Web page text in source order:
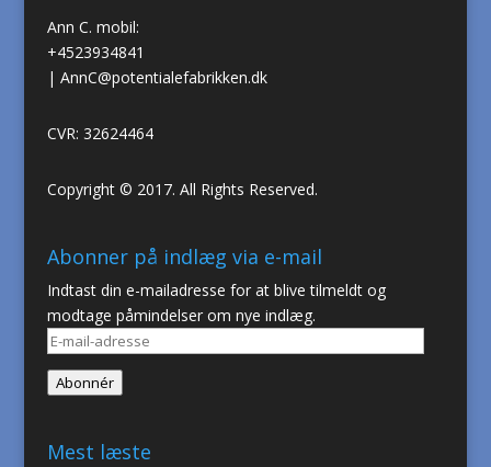
Ann C. mobil:
+4523934841
| AnnC@potentialefabrikken.dk
CVR: 32624464
Copyright © 2017. All Rights Reserved.
Abonner på indlæg via e-mail
Indtast din e-mailadresse for at blive tilmeldt og
modtage påmindelser om nye indlæg.
E-
mail-
adresse
Abonnér
Mest læste